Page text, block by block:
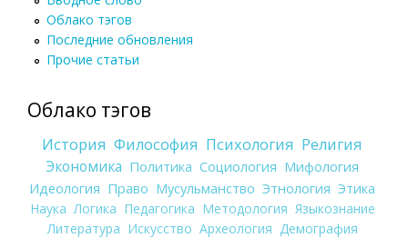
Облако тэгов
Последние обновления
Прочие статьи
Облако тэгов
История Философия Психология Религия
Экономика Политика Социология Мифология
Идеология Право Мусульманство Этнология Этика
Наука Логика Педагогика Методология Языкознание
Литература Искусство Археология Демография